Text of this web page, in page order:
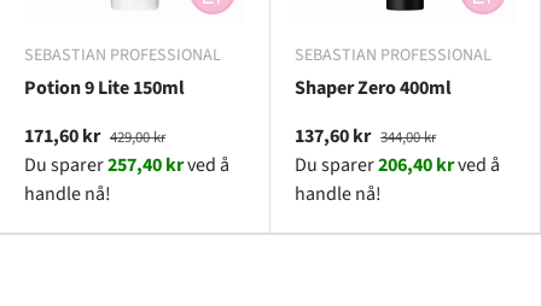
SEBASTIAN PROFESSIONAL
Potion 9 Lite 150ml
171,60 kr 429,00 kr
Du sparer257,40 krved å
handle nå!
SEBASTIAN PROFESSIONAL
Shaper Zero 400ml
137,60 kr 344,00 kr
Du sparer206,40 krved å
handle nå!